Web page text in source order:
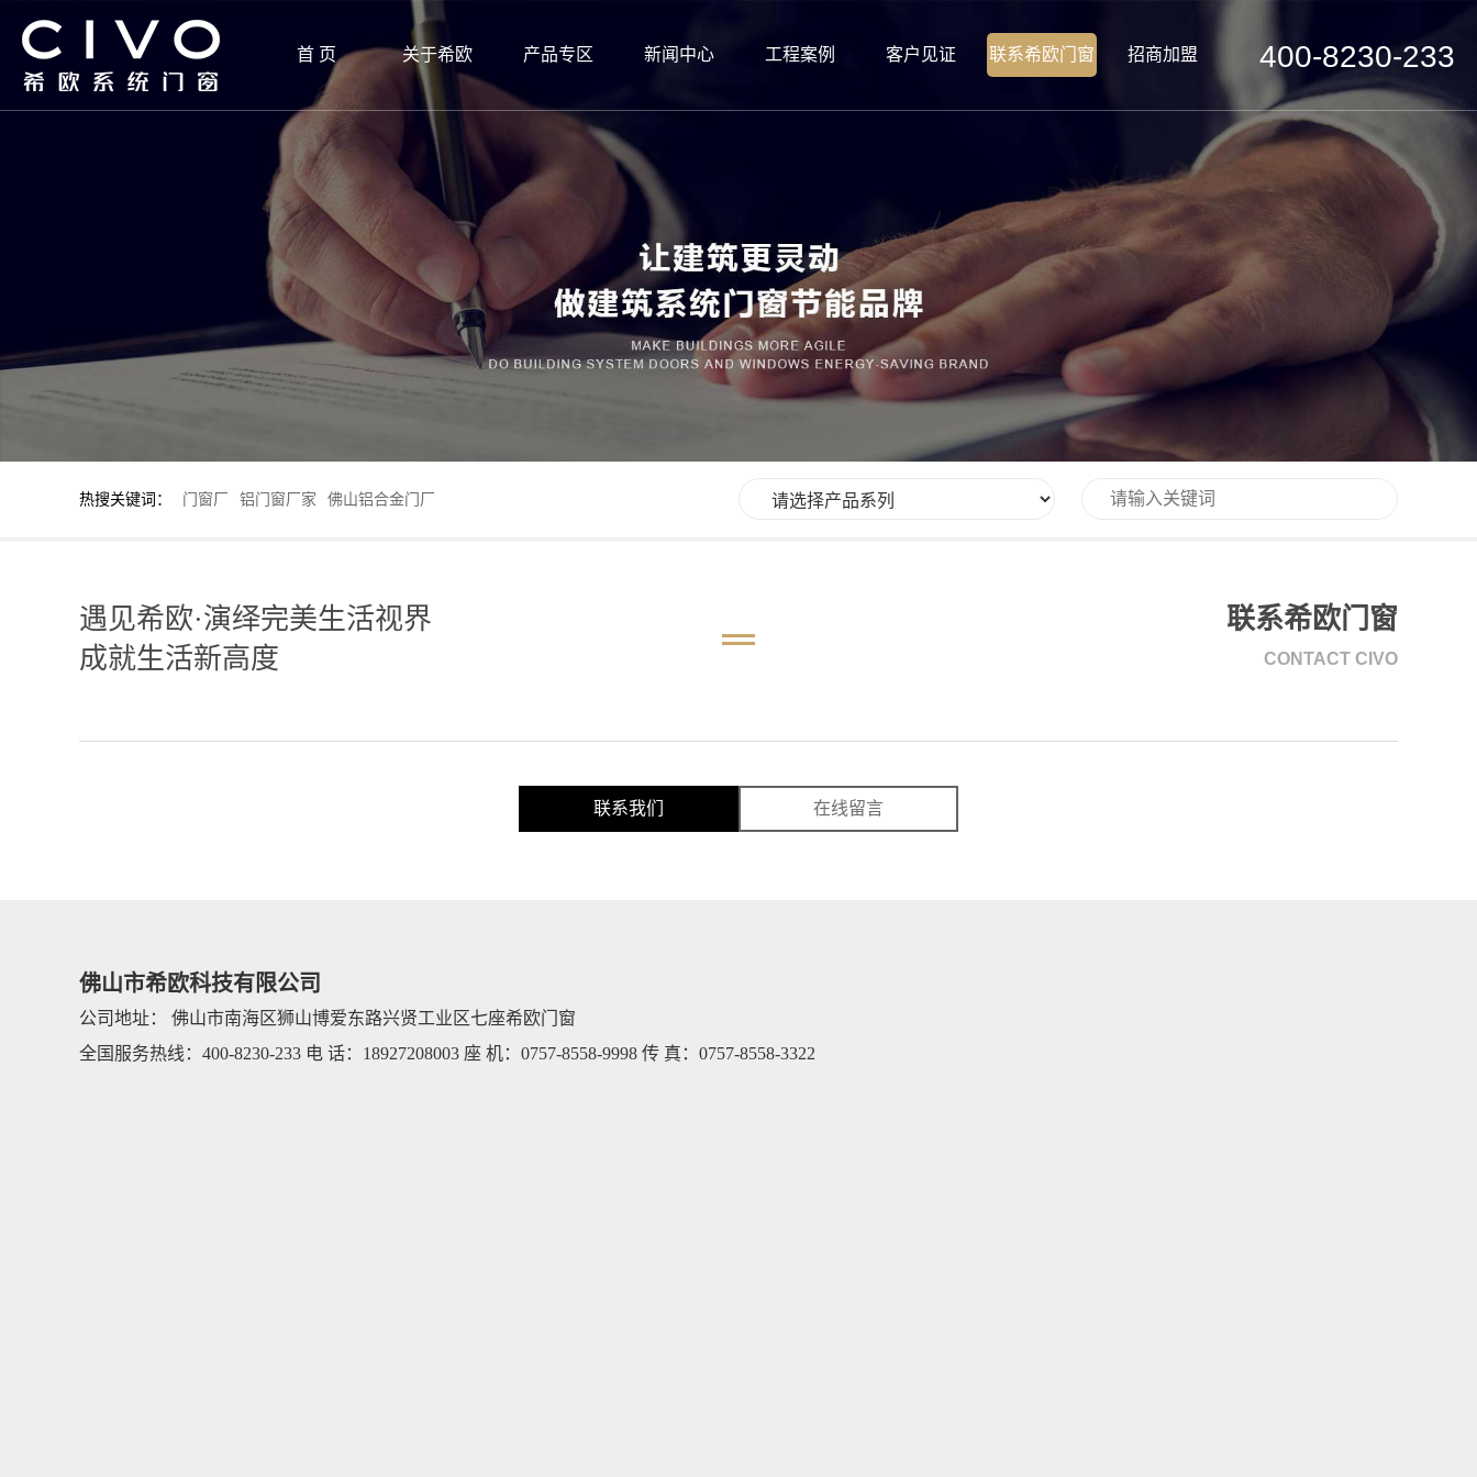
首 页 关于希欧 产品专区 新闻中心 工程案例 客户见证 联系希欧门窗 招商加盟 400-8230-233
热搜关键词： 门窗厂 铝门窗厂家 佛山铝合金门厂
遇见希欧·演绎完美生活视界
成就生活新高度
联系希欧门窗
CONTACT CIVO
联系我们 在线留言
佛山市希欧科技有限公司
公司地址： 佛山市南海区狮山博爱东路兴贤工业区七座希欧门窗
全国服务热线：400-8230-233 电 话：18927208003 座 机：0757-8558-9998 传 真：0757-8558-3322